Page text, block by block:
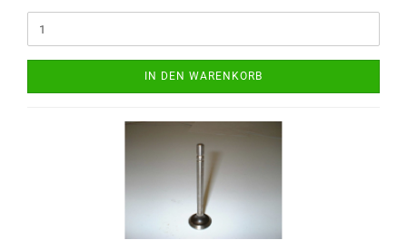
IN DEN WARENKORB